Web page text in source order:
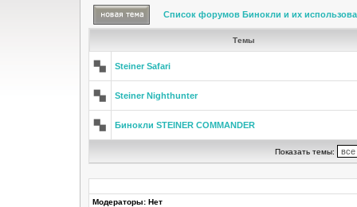
Список форумов Бинокли и их
Темы
Steiner Safari
Steiner Nighthunter
Бинокли STEINER COMMANDER
Показать темы:
Модераторы: Нет